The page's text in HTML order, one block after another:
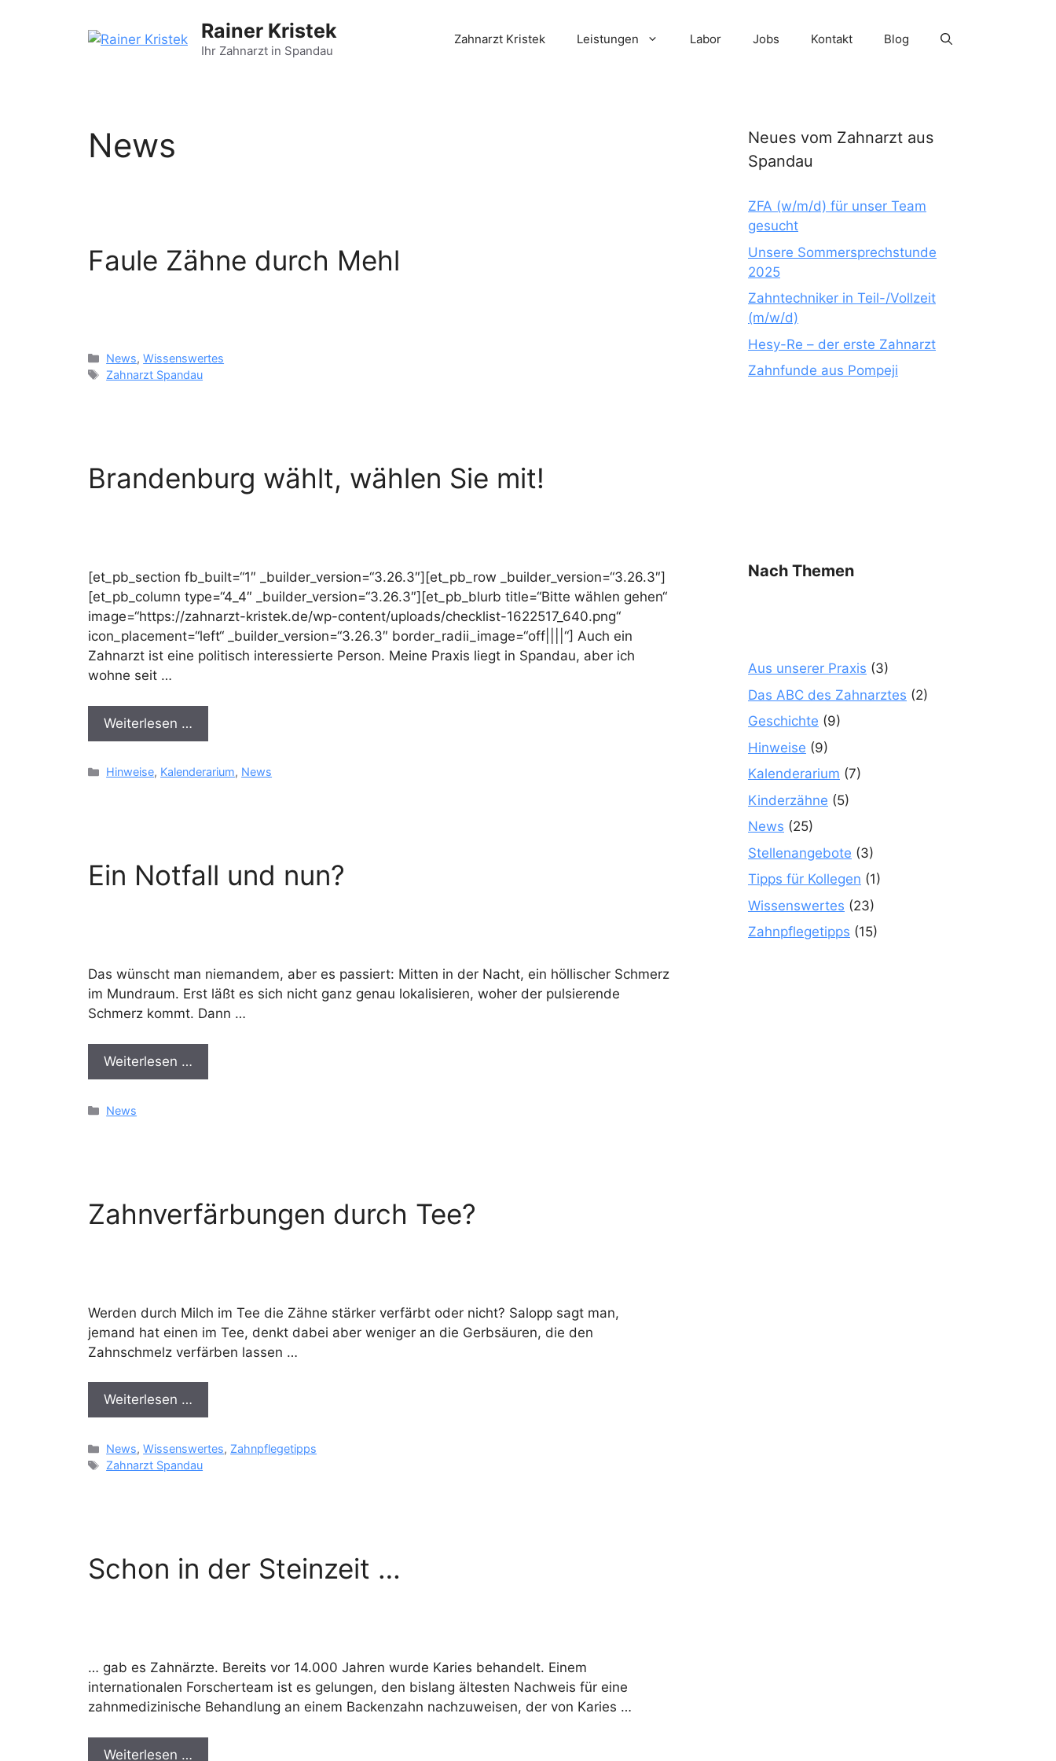
Rainer Kristek
Ihr Zahnarzt in Spandau
Zahnarzt Kristek Leistungen Labor Jobs Kontakt Blog
News
Faule Zähne durch Mehl
Kategorien
News,Wissenswertes
Schlagwörter
Zahnarzt Spandau
Brandenburg wählt, wählen Sie mit!
[et_pb_section fb_built=“1″ _builder_version=“3.26.3″][et_pb_row _builder_version=“3.26.3″]
[et_pb_column type=“4_4″ _builder_version=“3.26.3″][et_pb_blurb title=“Bitte wählen gehen“
image=“https://zahnarzt-kristek.de/wp-content/uploads/checklist-1622517_640.png“
icon_placement=“left“ _builder_version=“3.26.3″ border_radii_image=“off||||“] Auch ein
Zahnarzt ist eine politisch interessierte Person. Meine Praxis liegt in Spandau, aber ich
wohne seit …
Weiterlesen …
Kategorien
Hinweise, Kalenderarium, News
Ein Notfall und nun?
Das wünscht man niemandem, aber es passiert: Mitten in der Nacht, ein höllischer Schmerz
im Mundraum. Erst läßt es sich nicht ganz genau lokalisieren, woher der pulsierende
Schmerz kommt. Dann …
Weiterlesen …
Kategorien
News
Zahnverfärbungen durch Tee?
Werden durch Milch im Tee die Zähne stärker verfärbt oder nicht? Salopp sagt man,
jemand hat einen im Tee, denkt dabei aber weniger an die Gerbsäuren, die den
Zahnschmelz verfärben lassen …
Weiterlesen …
Kategorien
News,Wissenswertes, Zahnpflegetipps
Schlagwörter
Zahnarzt Spandau
Schon in der Steinzeit …
… gab es Zahnärzte. Bereits vor 14.000 Jahren wurde Karies behandelt. Einem
internationalen Forscherteam ist es gelungen, den bislang ältesten Nachweis für eine
zahnmedizinische Behandlung an einem Backenzahn nachzuweisen, der von Karies …
Weiterlesen …
Neues vom Zahnarzt aus
Spandau
ZFA (w/m/d) für unser Team
gesucht
Unsere Sommersprechstunde
2025
Zahntechniker in Teil-/Vollzeit
(m/w/d)
Hesy-Re – der erste Zahnarzt
Zahnfunde aus Pompeji
Nach Themen
Aus unserer Praxis (3)
Das ABC des Zahnarztes (2)
Geschichte (9)
Hinweise (9)
Kalenderarium (7)
Kinderzähne (5)
News (25)
Stellenangebote (3)
Tipps für Kollegen (1)
Wissenswertes (23)
Zahnpflegetipps (15)